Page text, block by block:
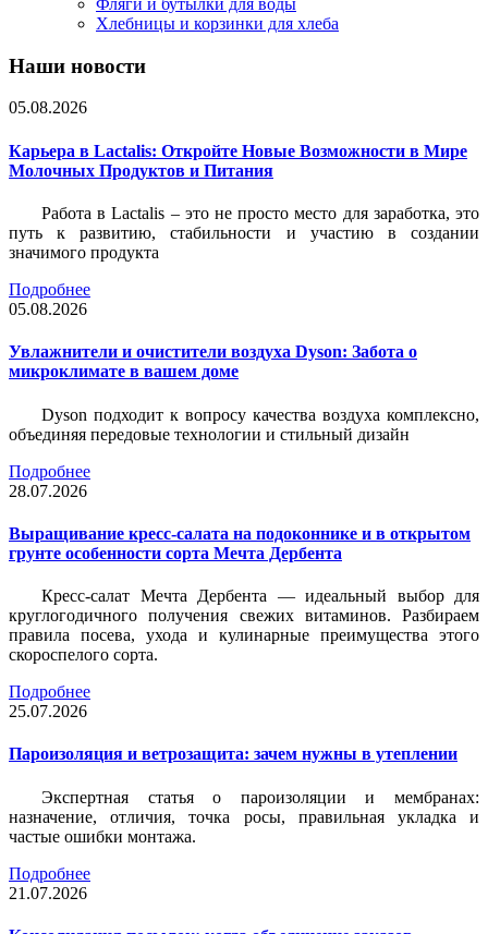
Фляги и бутылки для воды
Хлебницы и корзинки для хлеба
Наши новости
05.08.2026
Карьера в Lactalis: Откройте Новые Возможности в Мире
Молочных Продуктов и Питания
Работа в Lactalis – это не просто место для заработка, это
путь к развитию, стабильности и участию в создании
значимого продукта
Подробнее
05.08.2026
Увлажнители и очистители воздуха Dyson: Забота о
микроклимате в вашем доме
Dyson подходит к вопросу качества воздуха комплексно,
объединяя передовые технологии и стильный дизайн
Подробнее
28.07.2026
Выращивание кресс-салата на подоконнике и в открытом
грунте особенности сорта Мечта Дербента
Кресс-салат Мечта Дербента — идеальный выбор для
круглогодичного получения свежих витаминов. Разбираем
правила посева, ухода и кулинарные преимущества этого
скороспелого сорта.
Подробнее
25.07.2026
Пароизоляция и ветрозащита: зачем нужны в утеплении
Экспертная статья о пароизоляции и мембранах:
назначение, отличия, точка росы, правильная укладка и
частые ошибки монтажа.
Подробнее
21.07.2026